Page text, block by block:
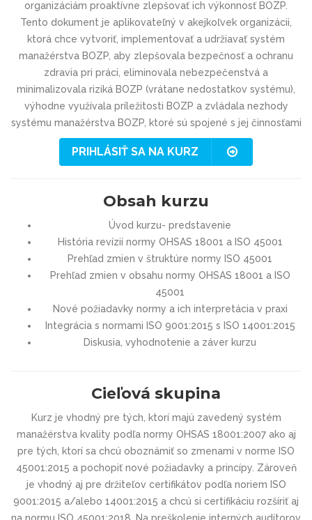
organizáciám proaktívne zlepšovať ich výkonnosť BOZP.
Tento dokument je aplikovateľný v akejkoľvek organizácii,
ktorá chce vytvoriť, implementovať a udržiavať systém
manažérstva BOZP, aby zlepšovala bezpečnosť a ochranu
zdravia pri práci, eliminovala nebezpečenstvá a
minimalizovala riziká BOZP (vrátane nedostatkov systému),
výhodne využívala príležitosti BOZP a zvládala nezhody
systému manažérstva BOZP, ktoré sú spojené s jej činnosťami
PRIHLÁSIŤ SA NA KURZ
Obsah kurzu
Úvod kurzu- predstavenie
História revízií normy OHSAS 18001 a ISO 45001
Prehľad zmien v štruktúre normy ISO 45001
Prehľad zmien v obsahu normy OHSAS 18001 a ISO
45001
Nové požiadavky normy a ich interpretácia v praxi
Integrácia s normami ISO 9001:2015 s ISO 14001:2015
Diskusia, vyhodnotenie a záver kurzu
Cieľová skupina
Kurz je vhodný pre tých, ktorí majú zavedený systém
manažérstva kvality podľa normy OHSAS 18001:2007 ako aj
pre tých, ktorí sa chcú oboznámiť so zmenami v norme ISO
45001:2015 a pochopiť nové požiadavky a princípy. Zároveň
je vhodný aj pre držiteľov certifikátov podľa noriem ISO
9001:2015 a/alebo 14001:2015 a chcú si certifikáciu rozšíriť aj
na normu ISO 45001:2018. Na preškolenie interných audítorov